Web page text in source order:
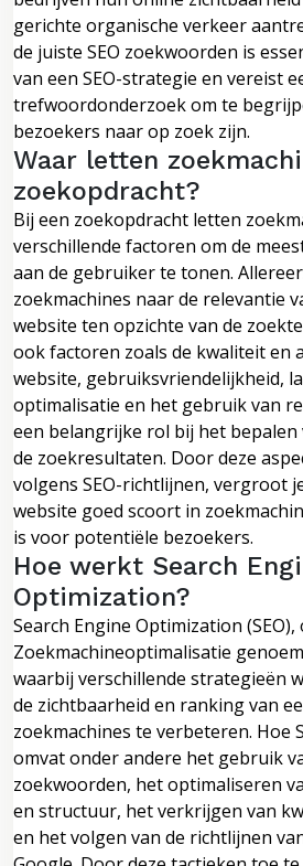
gerichte organische verkeer
de juiste SEO zoekwoorden is
van een SEO-strategie en vereist
trefwoordonderzoek om te
bezoekers naar op zoek zijn.
Waar letten
zoekopdracht?
Bij een zoekopdracht letten
verschillende factoren om de
aan de gebruiker te tonen.
zoekmachines naar de relevantie
website ten opzichte van de
ook factoren zoals de kwaliteit en
website, gebruiksvriendelijkheid,
optimalisatie en het gebruik van
een belangrijke rol bij het bepalen
de zoekresultaten. Door deze
volgens SEO-richtlijnen, vergroot
website goed scoort in
is voor potentiële bezoekers.
Hoe werkt Search
Optimization?
Search Engine Optimization (SEO),
Zoekmachineoptimalisatie
waarbij verschillende strategieën
de zichtbaarheid en ranking van
zoekmachines te verbeteren. Hoe
omvat onder andere het gebruik
zoekwoorden, het optimaliseren
en structuur, het verkrijgen van
en het volgen van de richtlijnen